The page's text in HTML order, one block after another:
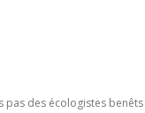
pas des écologistes benêts